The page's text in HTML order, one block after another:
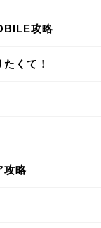
攻略
くて！
攻略